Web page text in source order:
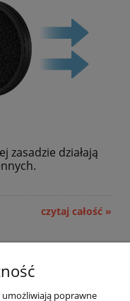
zasadzie działają
czytaj całość »
poprawne